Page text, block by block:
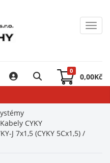
0
0,00Kč
Kabely CYKY
J 7x1,5 (CYKY 5Cx1,5) /